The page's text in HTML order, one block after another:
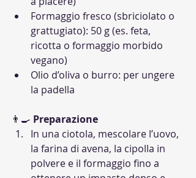
Formaggio fresco (sbriciolato o
grattugiato): 50 g (es. feta,
ricotta o formaggio morbido
vegano)
Olio d’oliva o burro: per ungere
la padella
👨‍🍳 Preparazione
In una ciotola, mescolare l’uovo,
la farina di avena, la cipolla in
polvere e il formaggio fino a